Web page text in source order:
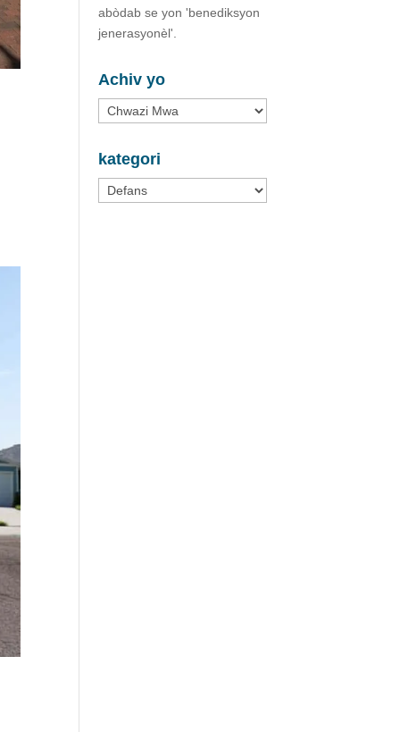
abòdab se yon 'benediksyon
jenerasyonèl'.
Achiv yo
Achiv
yo
kategori
kategori